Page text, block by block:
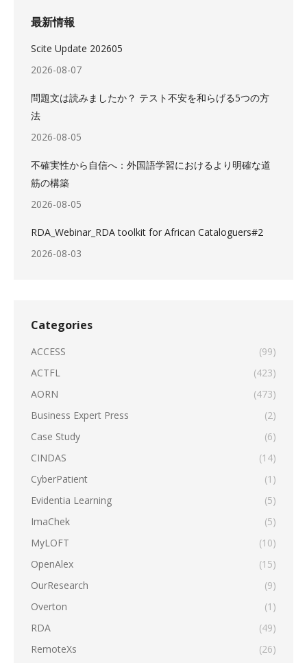
最新情報
Scite Update 202605
2026-08-07
問題文は読みましたか？ テスト不安を和らげる5つの方
法
2026-08-05
不確実性から自信へ：外国語学習におけるより明確な道
筋の構築
2026-08-05
RDA_Webinar_RDA toolkit for African Cataloguers#2
2026-08-03
Categories
ACCESS
(99)
ACTFL
(423)
AORN
(473)
Business Expert Press
(2)
Case Study
(6)
CINDAS
(14)
CyberPatient
(1)
Evidentia Learning
(5)
ImaChek
(5)
MyLOFT
(10)
OpenAlex
(15)
OurResearch
(9)
Overton
(1)
RDA
(49)
RemoteXs
(26)